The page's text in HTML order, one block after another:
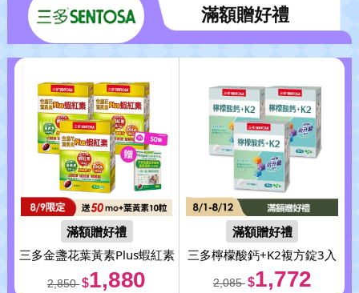
滿額贈好禮
滿額贈好禮
三多金盞花葉黃素Plus蝦紅素
軟3入
2,850 $1,880
滿額贈好禮
三多檸檬酸鈣+K2複方錠3入
2,085 $1,772